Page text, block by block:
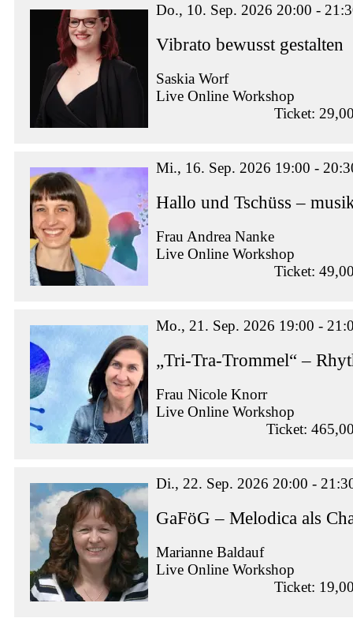
Do., 10. Sep. 2026 20:00 -
Vibrato bewusst gestalten
Saskia Worf
Live Online Workshop
Ticket:
Mi., 16. Sep. 2026 19:00 -
Hallo und Tschüss –
Frau Andrea Nanke
Live Online Workshop
Ticket:
Mo., 21. Sep. 2026 19:00 -
„Tri-Tra-Trommel“ –
Frau Nicole Knorr
Live Online Workshop
Ticket:
Di., 22. Sep. 2026 20:00 -
GaFöG – Melodica als
Marianne Baldauf
Live Online Workshop
Ticket: